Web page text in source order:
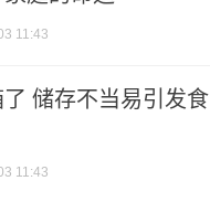
11:43
储存不当易引发食
11:43